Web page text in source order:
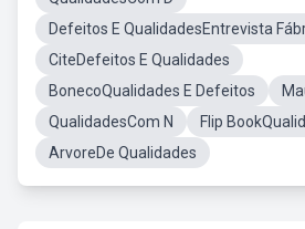
Defeitos E QualidadesEntrevista
CiteDefeitos E Qualidades
BonecoQualidades E Defeitos
QualidadesCom N
Flip
ArvoreDe Qualidades